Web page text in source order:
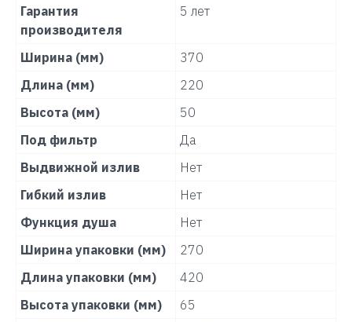
Гарантия
производителя
5 лет
Ширина (мм)
370
Длина (мм)
220
Высота (мм)
50
Под фильтр
Да
Выдвижной излив
Нет
Гибкий излив
Нет
Функция душа
Нет
Ширина упаковки (мм)
270
Длина упаковки (мм)
420
Высота упаковки (мм)
65